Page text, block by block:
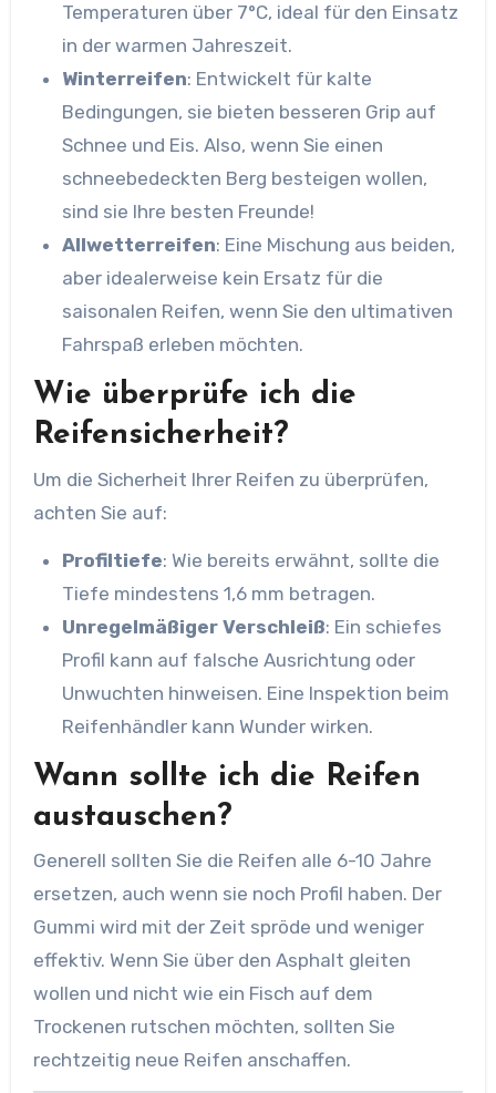
Temperaturen über 7°C, ideal für den Einsatz
in der warmen Jahreszeit.
Winterreifen: Entwickelt für kalte
Bedingungen, sie bieten besseren Grip auf
Schnee und Eis. Also, wenn Sie einen
schneebedeckten Berg besteigen wollen,
sind sie Ihre besten Freunde!
Allwetterreifen: Eine Mischung aus beiden,
aber idealerweise kein Ersatz für die
saisonalen Reifen, wenn Sie den ultimativen
Fahrspaß erleben möchten.
Wie überprüfe ich die
Reifensicherheit?
Um die Sicherheit Ihrer Reifen zu überprüfen,
achten Sie auf:
Profiltiefe: Wie bereits erwähnt, sollte die
Tiefe mindestens 1,6 mm betragen.
Unregelmäßiger Verschleiß: Ein schiefes
Profil kann auf falsche Ausrichtung oder
Unwuchten hinweisen. Eine Inspektion beim
Reifenhändler kann Wunder wirken.
Wann sollte ich die Reifen
austauschen?
Generell sollten Sie die Reifen alle 6-10 Jahre
ersetzen, auch wenn sie noch Profil haben. Der
Gummi wird mit der Zeit spröde und weniger
effektiv. Wenn Sie über den Asphalt gleiten
wollen und nicht wie ein Fisch auf dem
Trockenen rutschen möchten, sollten Sie
rechtzeitig neue Reifen anschaffen.